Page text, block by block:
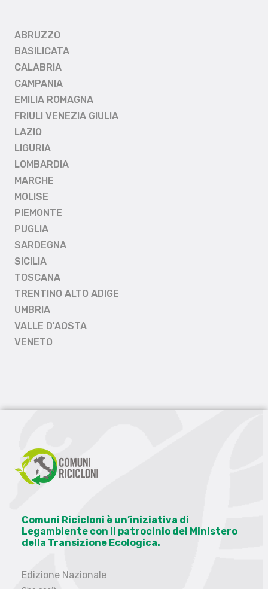
ABRUZZO
BASILICATA
CALABRIA
CAMPANIA
EMILIA ROMAGNA
FRIULI VENEZIA GIULIA
LAZIO
LIGURIA
LOMBARDIA
MARCHE
MOLISE
PIEMONTE
PUGLIA
SARDEGNA
SICILIA
TOSCANA
TRENTINO ALTO ADIGE
UMBRIA
VALLE D'AOSTA
VENETO
Comuni Ricicloni è un’iniziativa di
Legambiente con il patrocinio del Ministero
della Transizione Ecologica.
Edizione Nazionale